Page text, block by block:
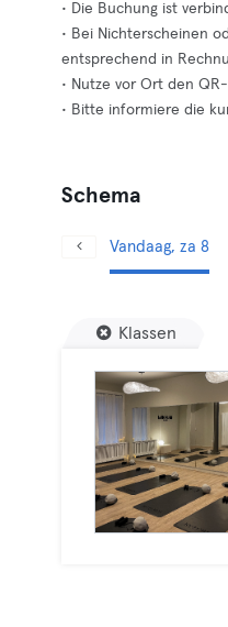
• Die Buchung ist
• Bei Nichterscheinen
entsprechend in
• Nutze vor Ort den
• Bitte informiere die
Schema
Vandaag, za 8
Klassen